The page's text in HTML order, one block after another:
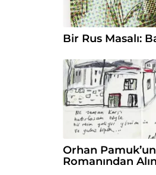
Bir Rus Masalı:
Orhan
Romanından